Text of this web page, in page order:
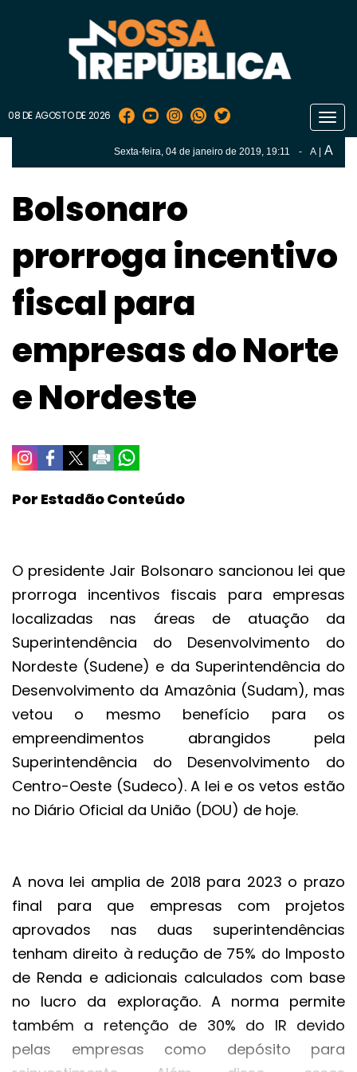
08 DE AGOSTO DE 2026
Sexta-feira, 04 de janeiro de 2019, 19:11 - A A
Bolsonaro
prorroga incentivo
fiscal para
empresas do Norte
e Nordeste
Por Estadão Conteúdo
O presidente Jair Bolsonaro sancionou lei que
prorroga incentivos fiscais para empresas
localizadas nas áreas de atuação da
Superintendência do Desenvolvimento do
Nordeste (Sudene) e da Superintendência do
Desenvolvimento da Amazônia (Sudam), mas
vetou o mesmo benefício para os
empreendimentos abrangidos pela
Superintendência do Desenvolvimento do
Centro-Oeste (Sudeco). A lei e os vetos estão
no Diário Oficial da União (DOU) de hoje.
A nova lei amplia de 2018 para 2023 o prazo
final para que empresas com projetos
aprovados nas duas superintendências
tenham direito à redução de 75% do Imposto
de Renda e adicionais calculados com base
no lucro da exploração. A norma permite
também a retenção de 30% do IR devido
pelas empresas como depósito para